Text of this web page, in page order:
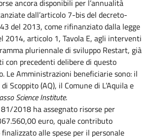
ancora disponibili per l’annualità
dall’articolo 7-bis del decreto-
del 2013, come rifinanziato dalla legge
2014, articolo 1, Tavola E, agli interventi
pluriennale di sviluppo Restart, già
con precedenti delibere di questo
Le Amministrazioni beneficiarie sono: il
Scoppito (AQ), il Comune di L’Aquila e
Science Institute.
2018 ha assegnato risorse per
euro, quale contributo
alle spese per il personale